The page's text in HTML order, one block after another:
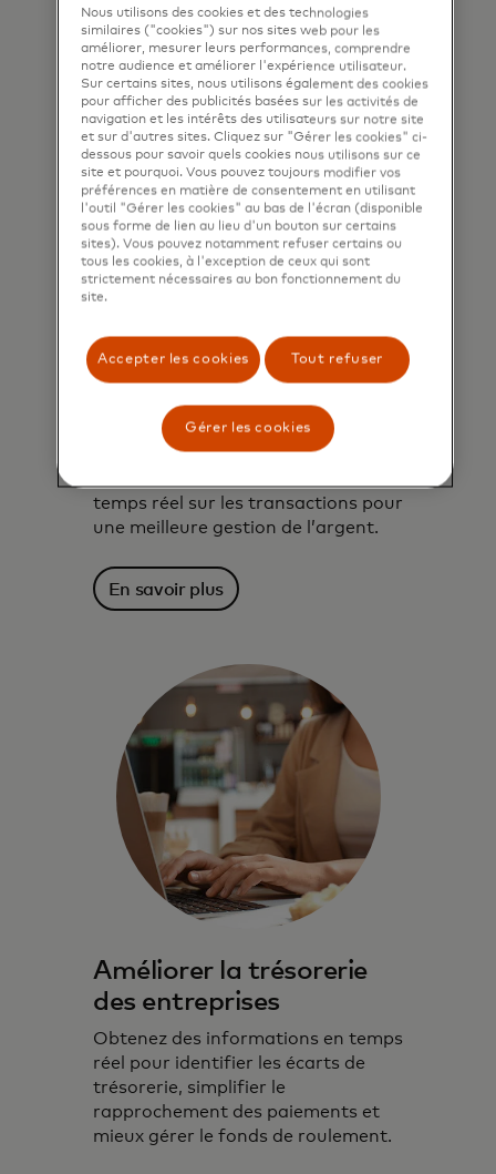
Favorisez de meilleures
Connectez les consommateurs et les
entreprises à des données financières
transparentes et sécurisées pour des
solutions de gestion des finances
personnelles (GFP) plus
temps réel sur les transactions pour
une meilleure gestion de l’argent.
En savoir plus
Améliorer la trésorerie
des entreprises
Obtenez des informations en temps
réel pour identifier les écarts de
trésorerie, simplifier le
rapprochement des paiements et
mieux gérer le fonds de roulement.
Nous utilisons des cookies et des technologies
similaires ("cookies") sur nos sites web pour les
améliorer, mesurer leurs performances, comprendre
notre audience et améliorer l'expérience utilisateur.
Sur certains sites, nous utilisons également des cookies
pour afficher des publicités basées sur les activités de
navigation et les intérêts des utilisateurs sur notre site
et sur d'autres sites. Cliquez sur "Gérer les cookies" ci-
dessous pour savoir quels cookies nous utilisons sur ce
site et pourquoi. Vous pouvez toujours modifier vos
préférences en matière de consentement en utilisant
l'outil "Gérer les cookies" au bas de l'écran (disponible
sous forme de lien au lieu d'un bouton sur certains
sites). Vous pouvez notamment refuser certains ou
tous les cookies, à l'exception de ceux qui sont
strictement nécessaires au bon fonctionnement du
site.
Accepter les cookies Tout refuser
Gérer les cookies